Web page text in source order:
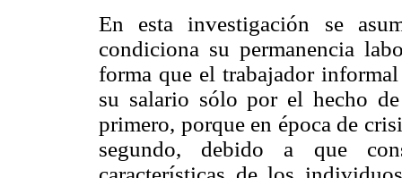
En esta investigación se
condiciona su permanencia
forma que el trabajador
su salario sólo por el hecho
primero, porque en época de
segundo, debido a que